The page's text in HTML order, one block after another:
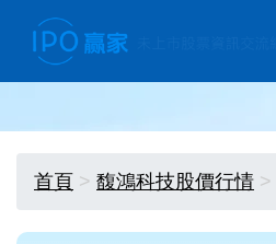
首頁 馥鴻科技股價行情